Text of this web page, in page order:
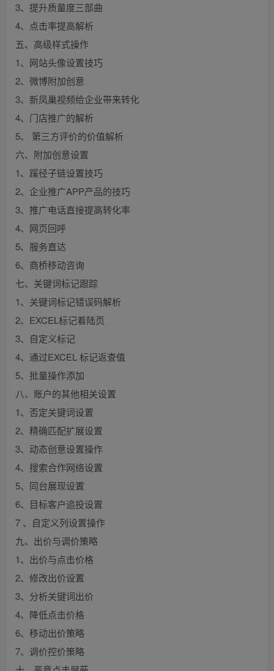
3、提升质量度三部曲
4、点击率提高解析
五、高级样式操作
1、网站头像设置技巧
2、微博附加创意
3、新凤巢视频给企业带来转化
4、门店推广的解析
5、 第三方评价的价值解析
六、附加创意设置
1、蹊径子链设置技巧
2、企业推广APP产品的技巧
3、推广电话直接提高转化率
4、网页回呼
5、服务直达
6、商桥移动咨询
七、关键词标记跟踪
1、关键词标记错误码解析
2、EXCEL标记着陆页
3、自定义标记
4、通过EXCEL 标记返查值
5、批量操作添加
八、账户的其他相关设置
1、否定关键词设置
2、精确匹配扩展设置
3、动态创意设置操作
4、搜索合作网络设置
5、同台展现设置
6、目标客户追投设置
7 、自定义列设置操作
九、出价与调价策略
1、出价与点击价格
2、修改出价设置
3、分析关键词出价
4、降低点击价格
6、移动出价策略
7、调价控价策略